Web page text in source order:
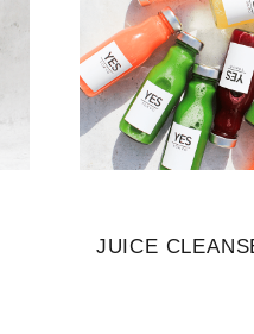
JUICE